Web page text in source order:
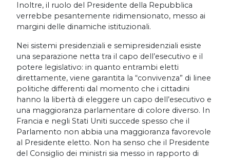
Inoltre, il ruolo del Presidente della Repubblica
verrebbe pesantemente ridimensionato, messo ai
margini delle dinamiche istituzionali.
Nei sistemi presidenziali e semipresidenziali esiste
una separazione netta tra il capo dell’esecutivo e il
potere legislativo: in quanto entrambi eletti
direttamente, viene garantita la “convivenza” di linee
politiche differenti dal momento che i cittadini
hanno la libertà di eleggere un capo dell’esecutivo e
una maggioranza parlamentare di colore diverso. In
Francia e negli Stati Uniti succede spesso che il
Parlamento non abbia una maggioranza favorevole
al Presidente eletto. Non ha senso che il Presidente
del Consiglio dei ministri sia messo in rapporto di